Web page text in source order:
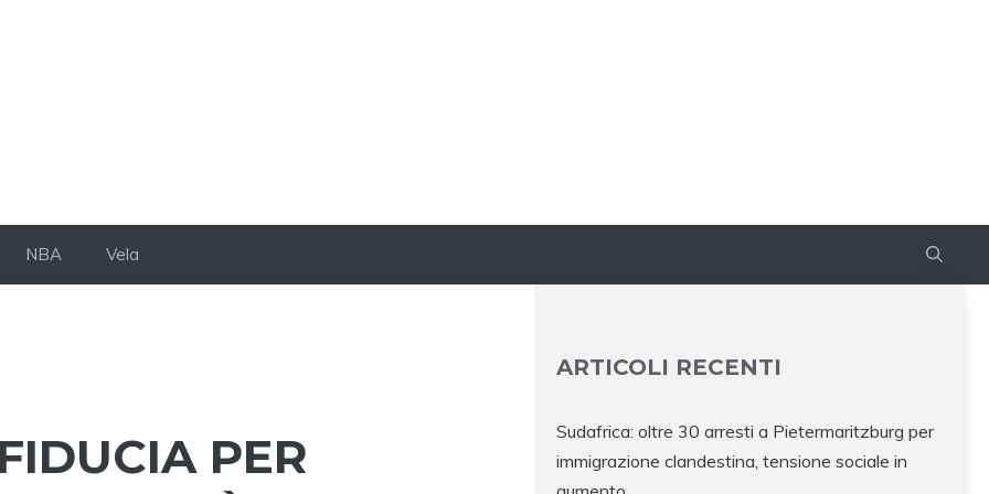
NBA Vela
PER
ARTICOLI RECENTI
Sudafrica: oltre 30 arresti a Pietermaritzburg per
immigrazione clandestina, tensione sociale in